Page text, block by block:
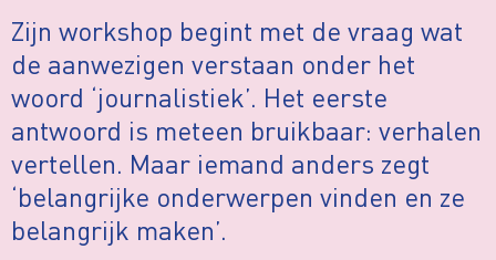
Zijn workshop begint met de vraag wat
de aanwezigen verstaan onder het
woord ‘journalistiek’. Het eerste
antwoord is meteen bruikbaar: verhalen
vertellen. Maar iemand anders zegt
‘belangrijke onderwerpen vinden en ze
belangrijk maken’.